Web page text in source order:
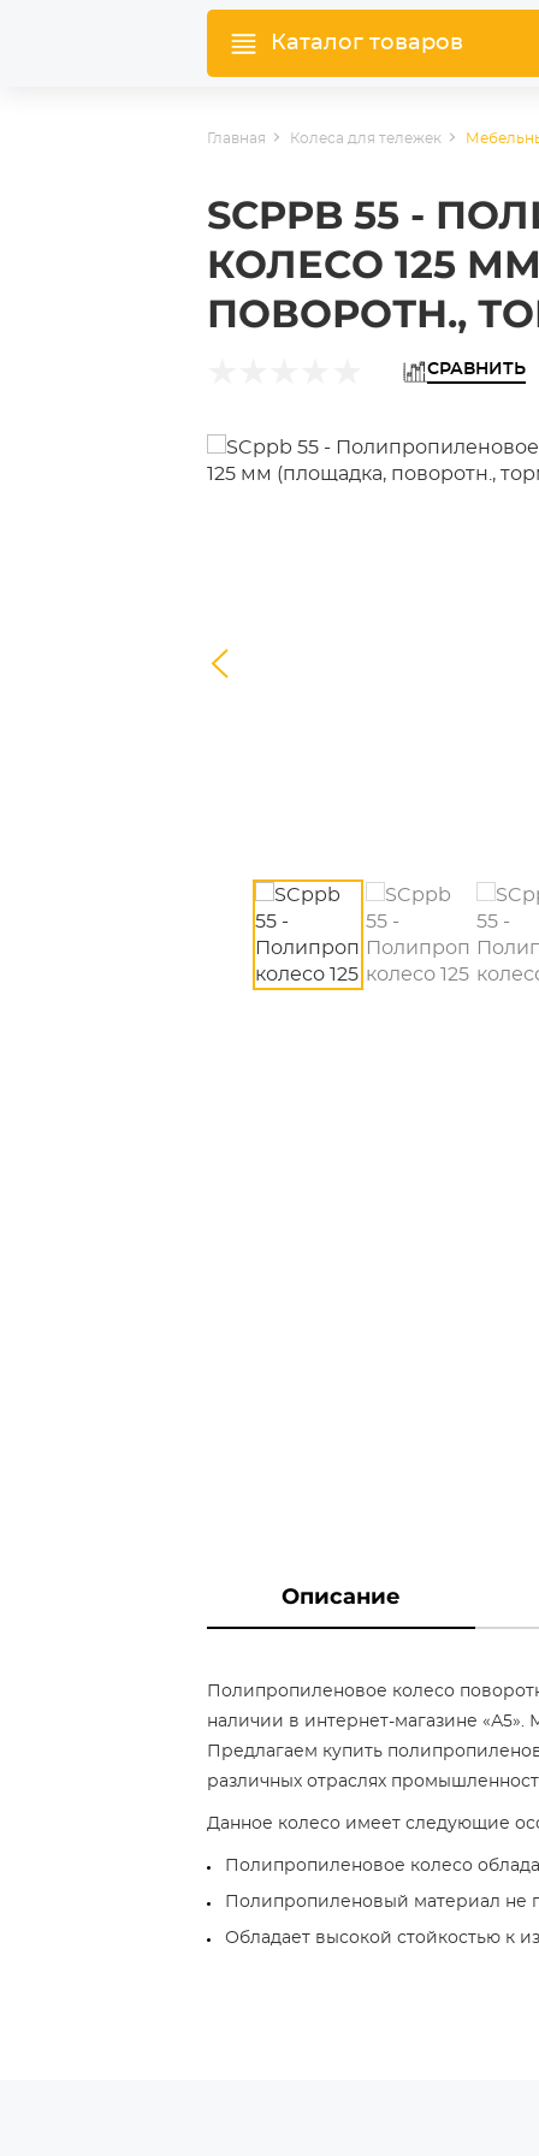
Каталог товаров
Главная Колеса для тележек
SCPPB 55 -
КОЛЕСО 125
ПОВОРОТН.,
СРАВНИТЬ
Описание
Полипропиленовое колесо
наличии в интернет-магазине
Предлагаем купить
различных отраслях
Данное колесо имеет следующие
Полипропиленовое колесо
Полипропиленовый материал не
Обладает высокой стойкостью к